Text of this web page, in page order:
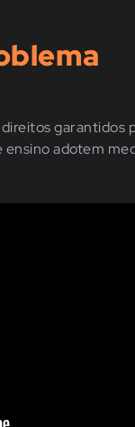
garantidos
adotem